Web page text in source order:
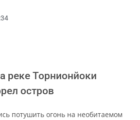
реке Торнионйоки
остров
потушить огонь на необитаемом